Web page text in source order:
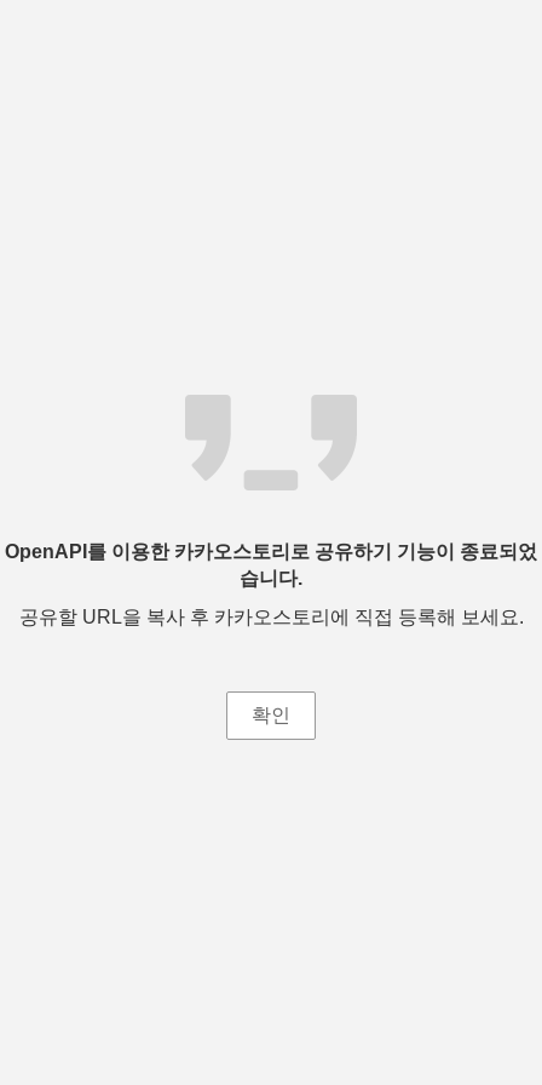
OpenAPI를 이용한 카카오스토리로 공유하기 기능이 종료되었
습니다.
공유할 URL을 복사 후 카카오스토리에 직접 등록해 보세요.
확인